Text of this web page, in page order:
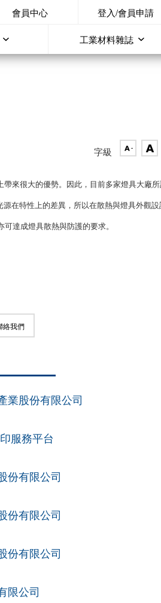
會員中心 登入/會員申請
工業材料雜誌
字級
來很大的優勢。因此，目前多家燈具大廠
在特性上的差異，所以在散熱與燈具外觀
達成燈具散熱與防護的要求。
絡我們
業股份有限公司
服務平台
份有限公司
份有限公司
份有限公司
限公司